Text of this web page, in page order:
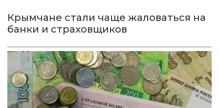
Крымчане стали чаще жаловаться на
банки и страховщиков